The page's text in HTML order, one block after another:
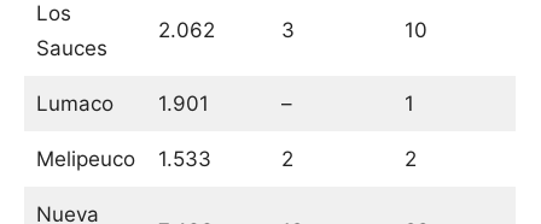
Los
Sauces
2.062 3 10
Lumaco 1.901 – 1
Melipeuco 1.533 2 2
Nueva